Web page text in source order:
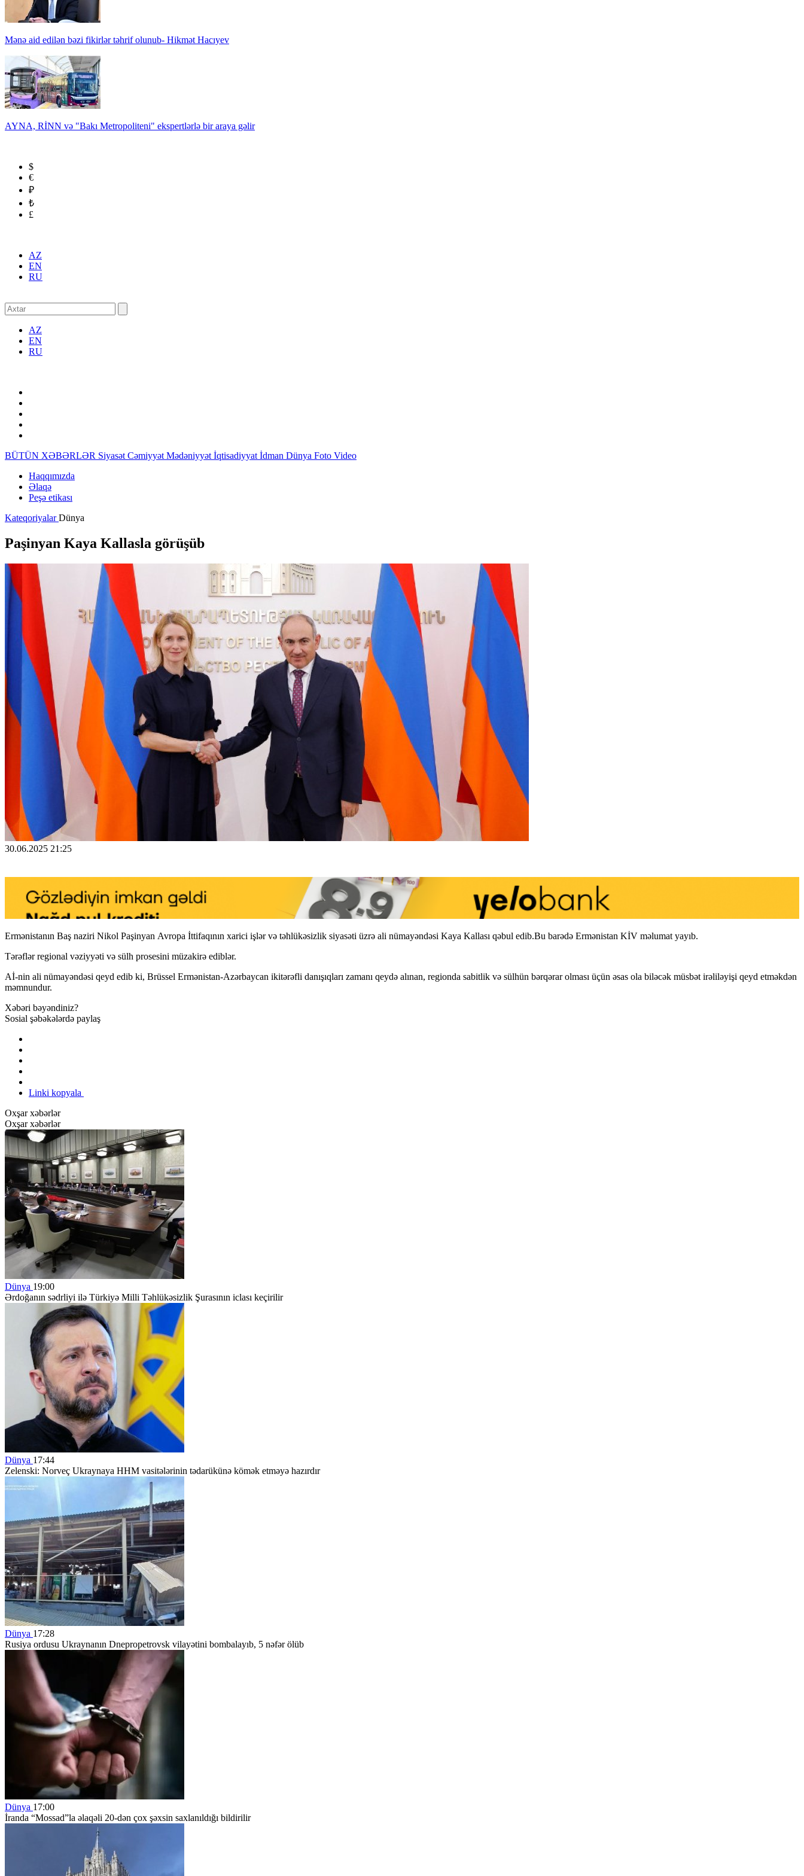
Mənə aid edilən bəzi fikirlər təhrif olunub- Hikmət Hacıyev
AYNA, RİNN və "Bakı Metropoliteni" ekspertlərlə bir araya gəlir
$
€
₽
₺
£
AZ
EN
RU
AZ
EN
RU
BÜTÜN XƏBƏRLƏR Siyasət Cəmiyyət Mədəniyyət İqtisadiyyat İdman Dünya Foto Video
Haqqımızda
Əlaqə
Peşə etikası
KateqoriyalarDünya
Paşinyan Kaya Kallasla görüşüb
30.06.2025 21:25
Ermənistanın Baş naziri Nikol Paşinyan Avropa İttifaqının xarici işlər və təhlükəsizlik siyasəti üzrə ali nümayəndəsi Kaya Kallası qəbul edib.Bu barədə Ermənistan KİV məlumat yayıb.
Tərəflər regional vəziyyəti və sülh prosesini müzakirə ediblər.
Aİ-nin ali nümayəndəsi qeyd edib ki, Brüssel Ermənistan-Azərbaycan ikitərəfli danışıqları zamanı qeydə alınan, regionda sabitlik və sülhün bərqərar olması üçün əsas ola biləcək müsbət irəliləyişi qeyd etməkdən
məmnundur.
Xəbəri bəyəndiniz?
Sosial şəbəkələrdə paylaş
Linki kopyala
Oxşar xəbərlər
Oxşar xəbərlər
Dünya 19:00
Ərdoğanın sədrliyi ilə Türkiyə Milli Təhlükəsizlik Şurasının iclası keçirilir
Dünya 17:44
Zelenski: Norveç Ukraynaya HHM vasitələrinin tədarükünə kömək etməyə hazırdır
Dünya 17:28
Rusiya ordusu Ukraynanın Dnepropetrovsk vilayətini bombalayıb, 5 nəfər ölüb
Dünya 17:00
İranda “Mossad”la əlaqəli 20-dən çox şəxsin saxlanıldığı bildirilir